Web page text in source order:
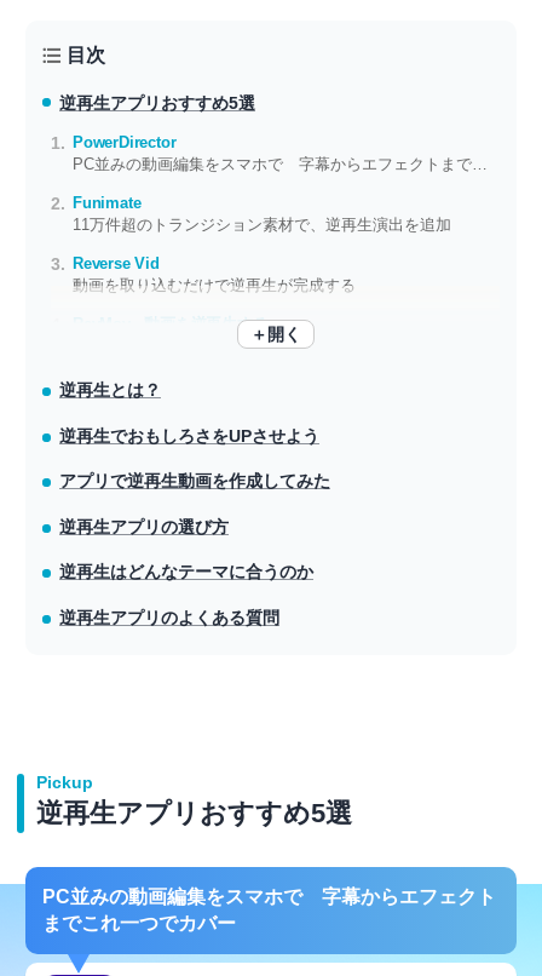
目次
逆再生アプリ おすすめ5選
PowerDirector
PC並みの動画編集をスマホで 字幕からエフェクトまでこれ一つでカバー
Funimate
11万件超のトランジション素材で、逆再生演出を追加
Reverse Vid
動画を取り込むだけで逆再生が完成する
RevMov - 動画を逆再生する
＋開く
逆再生とは？
逆再生でおもしろさをUPさせよう
アプリで逆再生動画を作成してみた
逆再生アプリの選び方
逆再生はどんなテーマに合うのか
逆再生アプリのよくある質問
Pickup
逆再生アプリおすすめ5選
PC並みの動画編集をスマホで 字幕からエフェクト
までこれ一つでカバー